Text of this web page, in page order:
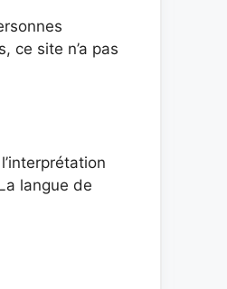
ce site n’a pas
langue de